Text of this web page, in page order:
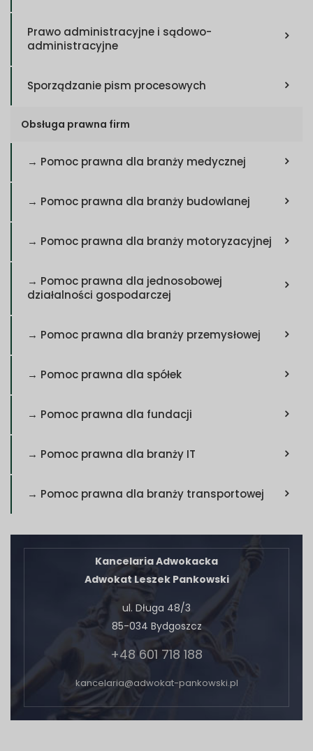
Prawo administracyjne i sądowo-
administracyjne
Sporządzanie pism procesowych
Obsługa prawna firm
→ Pomoc prawna dla branży medycznej
→ Pomoc prawna dla branży budowlanej
→ Pomoc prawna dla branży motoryzacyjnej
→ Pomoc prawna dla jednosobowej
działalności gospodarczej
→ Pomoc prawna dla branży przemysłowej
→ Pomoc prawna dla spółek
→ Pomoc prawna dla fundacji
→ Pomoc prawna dla branży IT
→ Pomoc prawna dla branży transportowej
Kancelaria Adwokacka
Adwokat Leszek Pankowski
ul. Długa 48/3
85-034 Bydgoszcz
+48 601 718 188
kancelaria@adwokat-pankowski.pl